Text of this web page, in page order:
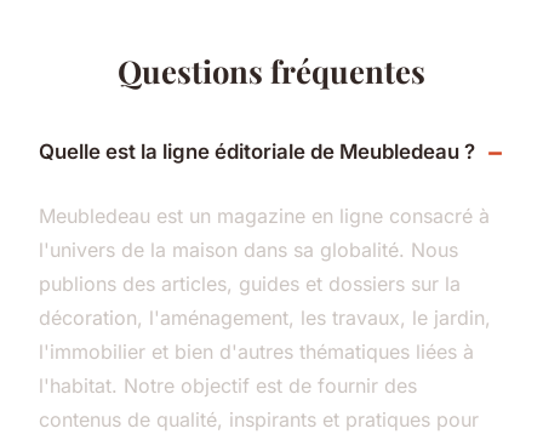
Questions fréquentes
Quelle est la ligne éditoriale de Meubledeau ?
Meubledeau est un magazine en ligne consacré à
l'univers de la maison dans sa globalité. Nous
publions des articles, guides et dossiers sur la
décoration, l'aménagement, les travaux, le jardin,
l'immobilier et bien d'autres thématiques liées à
l'habitat. Notre objectif est de fournir des
contenus de qualité, inspirants et pratiques pour